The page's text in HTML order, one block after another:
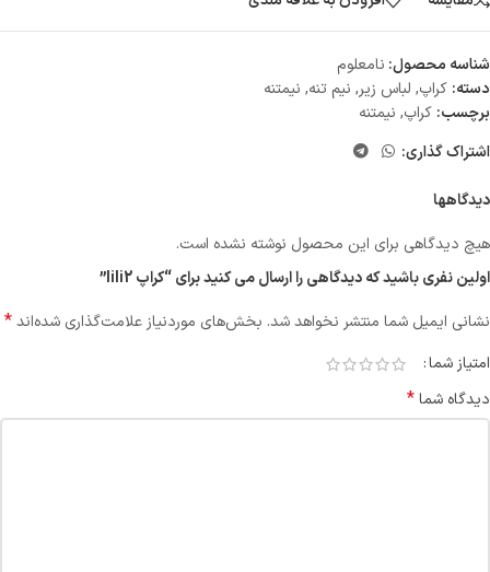
شناسه محصول: نامعلوم
دسته: کراپ, لباس زیر, نیم تنه, نیمتنه
برچسب: کراپ, نیمتنه
اشتراک گذاری:
دیدگاهها
هیچ دیدگاهی برای این محصول نوشته نشده است.
اولین نفری باشید که دیدگاهی را ارسال می کنید برای “کراپ lili2”
نشانی ایمیل شما منتشر نخواهد شد. بخش‌های موردنیاز علامت‌گذاری شده‌اند*
امتیاز شما
دیدگاه شما*